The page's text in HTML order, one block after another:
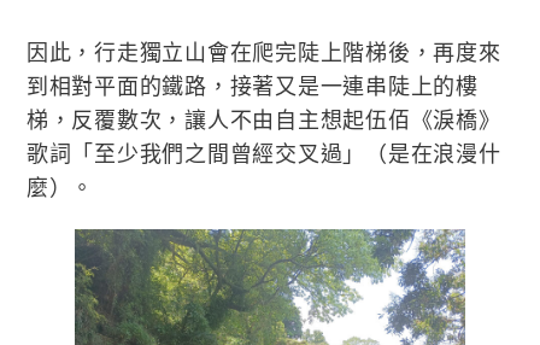
因此，行走獨立山會在爬完陡上階梯後，再度來
到相對平面的鐵路，接著又是一連串陡上的樓
梯，反覆數次，讓人不由自主想起伍佰《淚橋》
歌詞「至少我們之間曾經交叉過」（是在浪漫什
麼）。